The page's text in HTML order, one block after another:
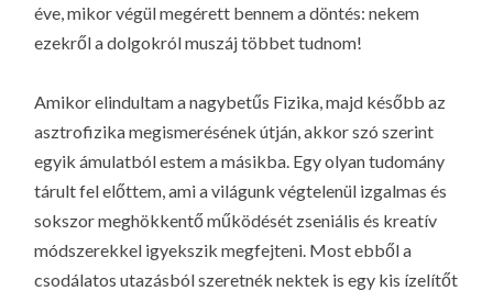
éve, mikor végül megérett bennem a döntés: nekem
ezekről a dolgokról muszáj többet tudnom!
Amikor elindultam a nagybetűs Fizika, majd később az
asztrofizika megismerésének útján, akkor szó szerint
egyik ámulatból estem a másikba. Egy olyan tudomány
tárult fel előttem, ami a világunk végtelenül izgalmas és
sokszor meghökkentő működését zseniális és kreatív
módszerekkel igyekszik megfejteni. Most ebből a
csodálatos utazásból szeretnék nektek is egy kis ízelítőt